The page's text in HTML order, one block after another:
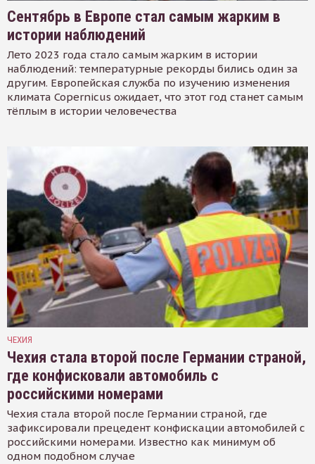
Сентябрь в Европе стал самым жарким в
истории наблюдений
Лето 2023 года стало самым жарким в истории
наблюдений: температурные рекорды бились один за
другим. Европейская служба по изучению изменения
климата Copernicus ожидает, что этот год станет самым
тёплым в истории человечества
ЧЕХИЯ
Чехия стала второй после Германии страной,
где конфисковали автомобиль с
российскими номерами
Чехия стала второй после Германии страной, где
зафиксировали прецедент конфискации автомобилей с
российскими номерами. Известно как минимум об
одном подобном случае